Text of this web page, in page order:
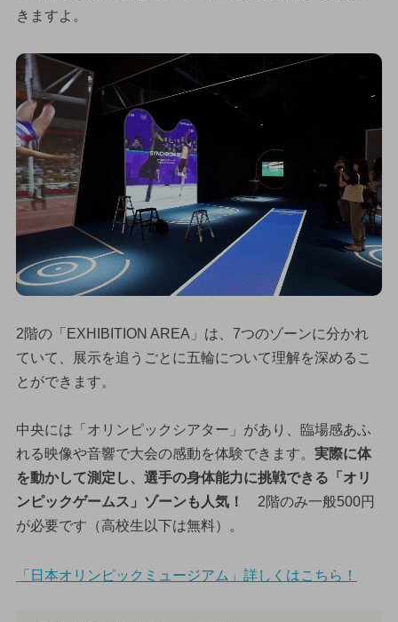
きますよ。
2階の「EXHIBITION AREA」は、7つのゾーンに分かれ
ていて、展示を追うごとに五輪について理解を深めるこ
とができます。
中央には「オリンピックシアター」があり、臨場感あふ
れる映像や音響で大会の感動を体験できます。 実際に体
を動かして測定し、選手の身体能力に挑戦できる「オリ
ンピックゲームス」ゾーンも人気！
2階のみ一般500円
が必要です（高校生以下は無料）。
「日本オリンピックミュージアム」詳しくはこちら！